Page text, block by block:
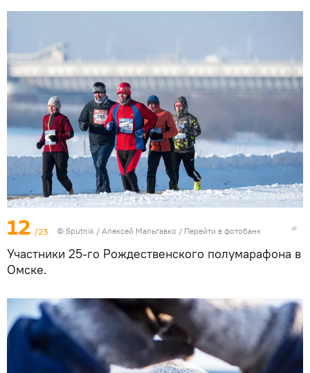
12 /23 © Sputnik / Алексей Мальгавко / Перейти в фотобанк
Участники 25-го Рождественского полумарафона в
Омске.